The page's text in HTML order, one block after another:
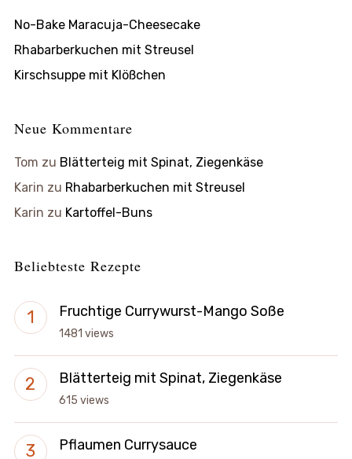
No-Bake Maracuja-Cheesecake
Rhabarberkuchen mit Streusel
Kirschsuppe mit Klößchen
Neue Kommentare
Tom zu Blätterteig mit Spinat, Ziegenkäse
Karin zu Rhabarberkuchen mit Streusel
Karin zu Kartoffel-Buns
Beliebteste Rezepte
Fruchtige Currywurst-Mango Soße
1481 views
Blätterteig mit Spinat, Ziegenkäse
615 views
Pflaumen Currysauce